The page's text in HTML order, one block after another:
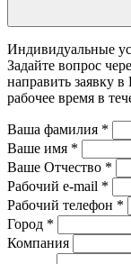
Индивидуальные
Задайте вопрос
направить заявку
рабочее время в
Ваша фамилия *
Ваше имя *
Ваше Отчество *
Рабочий e-mail *
Рабочий телефон *
Город *
Компания